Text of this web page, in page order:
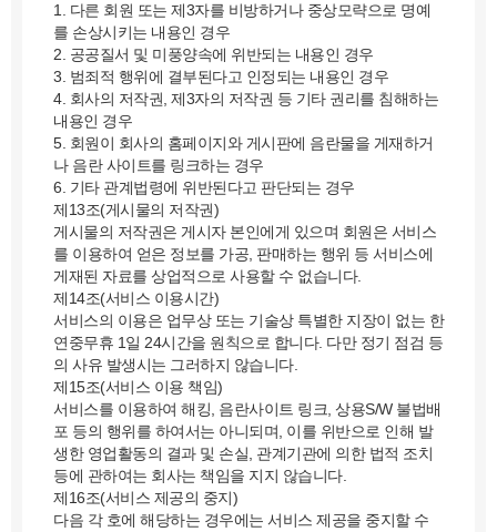
1. 다른 회원 또는 제3자를 비방하거나 중상모략으로 명예
를 손상시키는 내용인 경우
2. 공공질서 및 미풍양속에 위반되는 내용인 경우
3. 범죄적 행위에 결부된다고 인정되는 내용인 경우
4. 회사의 저작권, 제3자의 저작권 등 기타 권리를 침해하는
내용인 경우
5. 회원이 회사의 홈페이지와 게시판에 음란물을 게재하거
나 음란 사이트를 링크하는 경우
6. 기타 관계법령에 위반된다고 판단되는 경우
제13조(게시물의 저작권)
게시물의 저작권은 게시자 본인에게 있으며 회원은 서비스
를 이용하여 얻은 정보를 가공, 판매하는 행위 등 서비스에
게재된 자료를 상업적으로 사용할 수 없습니다.
제14조(서비스 이용시간)
서비스의 이용은 업무상 또는 기술상 특별한 지장이 없는 한
연중무휴 1일 24시간을 원칙으로 합니다. 다만 정기 점검 등
의 사유 발생시는 그러하지 않습니다.
제15조(서비스 이용 책임)
서비스를 이용하여 해킹, 음란사이트 링크, 상용S/W 불법배
포 등의 행위를 하여서는 아니되며, 이를 위반으로 인해 발
생한 영업활동의 결과 및 손실, 관계기관에 의한 법적 조치
등에 관하여는 회사는 책임을 지지 않습니다.
제16조(서비스 제공의 중지)
다음 각 호에 해당하는 경우에는 서비스 제공을 중지할 수